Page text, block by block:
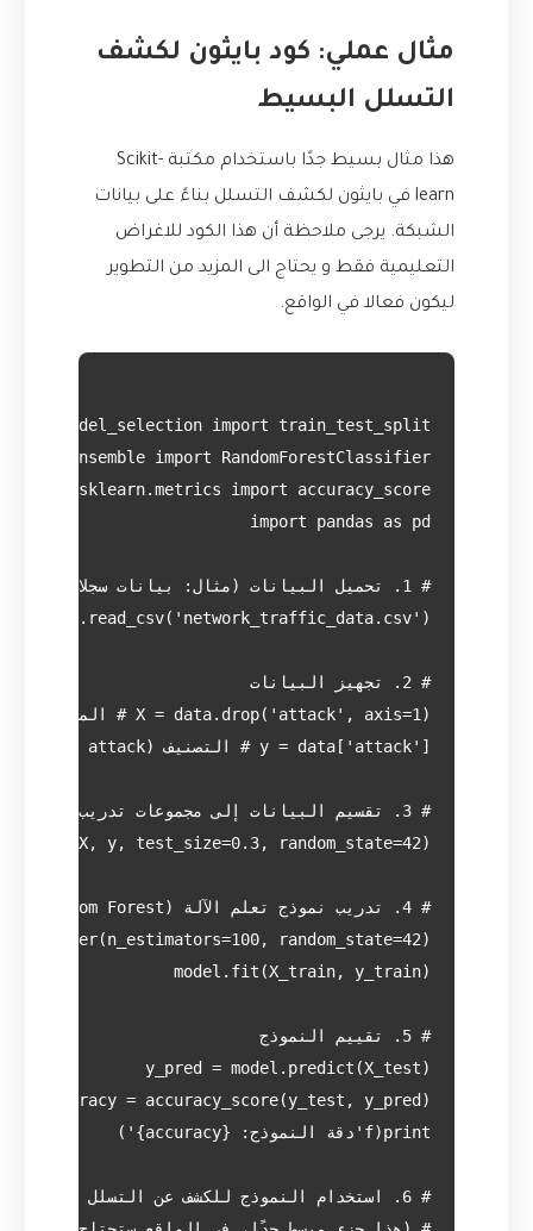
مثال عملي: كود بايثون لكشف
التسلل البسيط
هذا مثال بسيط جدًا باستخدام مكتبة Scikit-
learn في بايثون لكشف التسلل بناءً على بيانات
الشبكة. يرجى ملاحظة أن هذا الكود للاغراض
التعليمية فقط و يحتاج الى المزيد من التطوير
ليكون فعالا في الواقع.